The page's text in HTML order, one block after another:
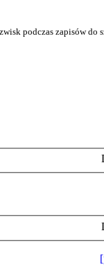
podczas zapisów do